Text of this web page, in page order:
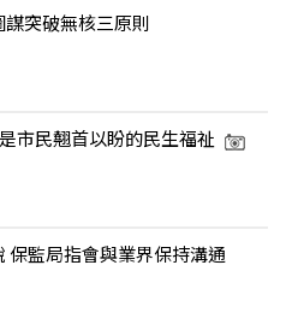
突破無核三原則
市民翹首以盼的民生福祉
保監局指會與業界保持溝通